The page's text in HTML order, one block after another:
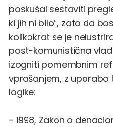
poskušal sestaviti
ki jih ni bilo”, zato da
kolikokrat se je
post-komunistična
izogniti pomembnim
vprašanjem, z
logike:
- 1998, Zakon o